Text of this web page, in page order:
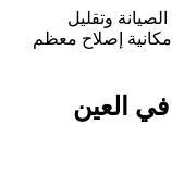
وتقليل
إصلاح معظم
العين